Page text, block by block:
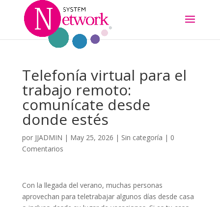
Telefonía virtual para el
trabajo remoto:
comunícate desde
donde estés
por JJADMIN | May 25, 2026 | Sin categoría | 0
Comentarios
Con la llegada del verano, muchas personas
aprovechan para teletrabajar algunos días desde casa